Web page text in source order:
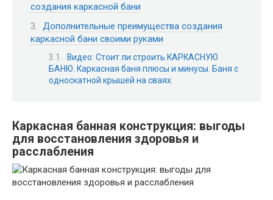
создания каркасной бани
Дополнительные преимущества создания
каркасной бани своими руками
Видео: Стоит ли строить КАРКАСНУЮ
БАНЮ. Каркасная баня плюсы и минусы. Баня с
односкатной крышей на сваях.
Каркасная банная конструкция: выгоды
для восстановления здоровья и
расслабления